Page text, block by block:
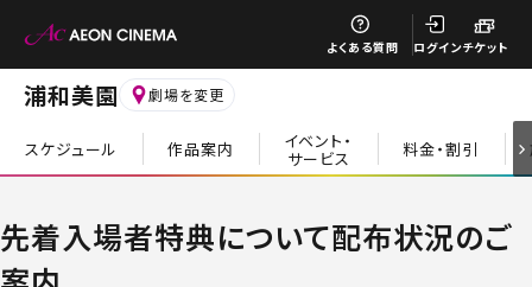
よくある質問 ログインチケット
浦和美園 劇場を変更
スケジュール 作品案内 イベント・
サービス 料金・割引
先着入場者特典について配布状況のご
閉じる
閉じる